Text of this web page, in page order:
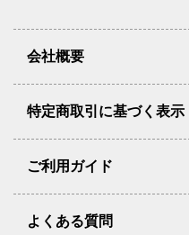
会社概要
特定商取引に基づく表示
ご利用ガイド
よくある質問